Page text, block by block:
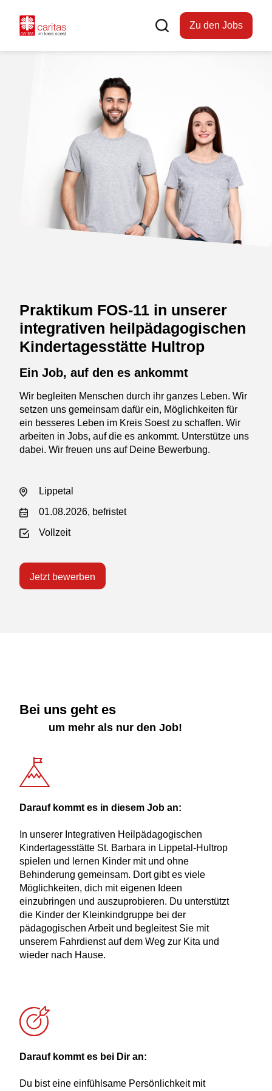
Zu den Jobs
Praktikum FOS-11 in unserer
integrativen heilpädagogischen
Kindertagesstätte Hultrop
Ein Job, auf den es ankommt
Wir begleiten Menschen durch ihr ganzes Leben. Wir
setzen uns gemeinsam dafür ein, Möglichkeiten für
ein besseres Leben im Kreis Soest zu schaffen. Wir
arbeiten in Jobs, auf die es ankommt. Unterstütze uns
dabei. Wir freuen uns auf Deine Bewerbung.
Lippetal
01.08.2026, befristet
Vollzeit
Jetzt bewerben
Bei uns geht es
um mehr als nur den Job!
Darauf kommt es in diesem Job an:
In unserer Integrativen Heilpädagogischen
Kindertagesstätte St. Barbara in Lippetal-Hultrop
spielen und lernen Kinder mit und ohne
Behinderung gemeinsam. Dort gibt es viele
Möglichkeiten, dich mit eigenen Ideen
einzubringen und auszuprobieren. Du unterstützt
die Kinder der Kleinkindgruppe bei der
pädagogischen Arbeit und begleitest Sie mit
unserem Fahrdienst auf dem Weg zur Kita und
wieder nach Hause.
Darauf kommt es bei Dir an:
Du bist eine einfühlsame Persönlichkeit mit